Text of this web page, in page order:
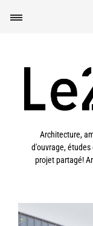
Architecture,
d'ouvrage,
projet partagé!